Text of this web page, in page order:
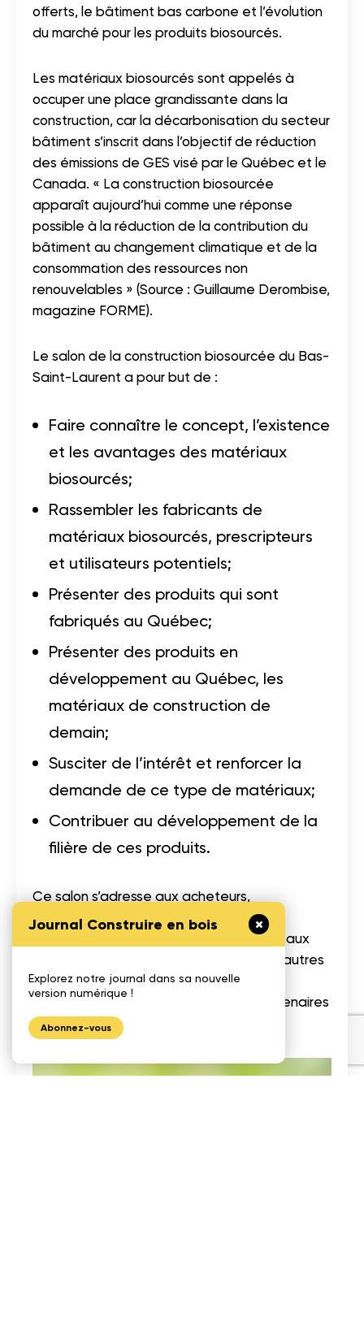
Journal Construire en bois
Explorez notre journal dans sa nouvelle
version numérique !
Abonnez-vous
offerts, le bâtiment bas carbone et l’évolution
du marché pour les produits biosourcés.
Les matériaux biosourcés sont appelés à
occuper une place grandissante dans la
construction, car la décarbonisation du secteur
bâtiment s’inscrit dans l’objectif de réduction
des émissions de GES visé par le Québec et le
Canada. « La construction biosourcée
apparaît aujourd’hui comme une réponse
possible à la réduction de la contribution du
bâtiment au changement climatique et de la
consommation des ressources non
renouvelables » (Source : Guillaume Derombise,
magazine FORME).
Le salon de la construction biosourcée du Bas-
Saint-Laurent a pour but de :
Faire connaître le concept, l’existence
et les avantages des matériaux
biosourcés;
Rassembler les fabricants de
matériaux biosourcés, prescripteurs
et utilisateurs potentiels;
Présenter des produits qui sont
fabriqués au Québec;
Présenter des produits en
développement au Québec, les
matériaux de construction de
demain;
Susciter de l’intérêt et renforcer la
demande de ce type de matériaux;
Contribuer au développement de la
filière de ces produits.
Ce salon s’adresse aux acheteurs,
professionnels de la construction,
entrepreneurs, prescripteurs, mais aussi aux
instances décisionnelles municipales et autres
paliers gouvernementaux, promoteurs,
organismes de développement et partenaires
de recherches ainsi qu’au grand public.